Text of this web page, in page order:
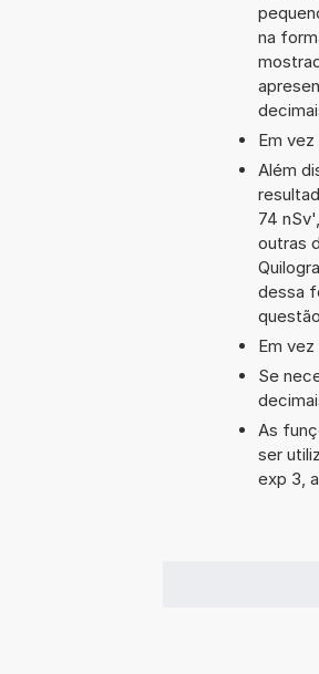
na
Em
Além
74
outras
dessa
Em
Se
As
ser
exp 3,